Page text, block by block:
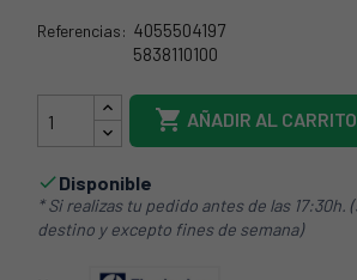
Referencias: 4055504197
5838110100
 AÑADIR AL CARRITO
Disponible
* Si realizas tu pedido antes de las 17:30h.
destino y excepto fines de semana)